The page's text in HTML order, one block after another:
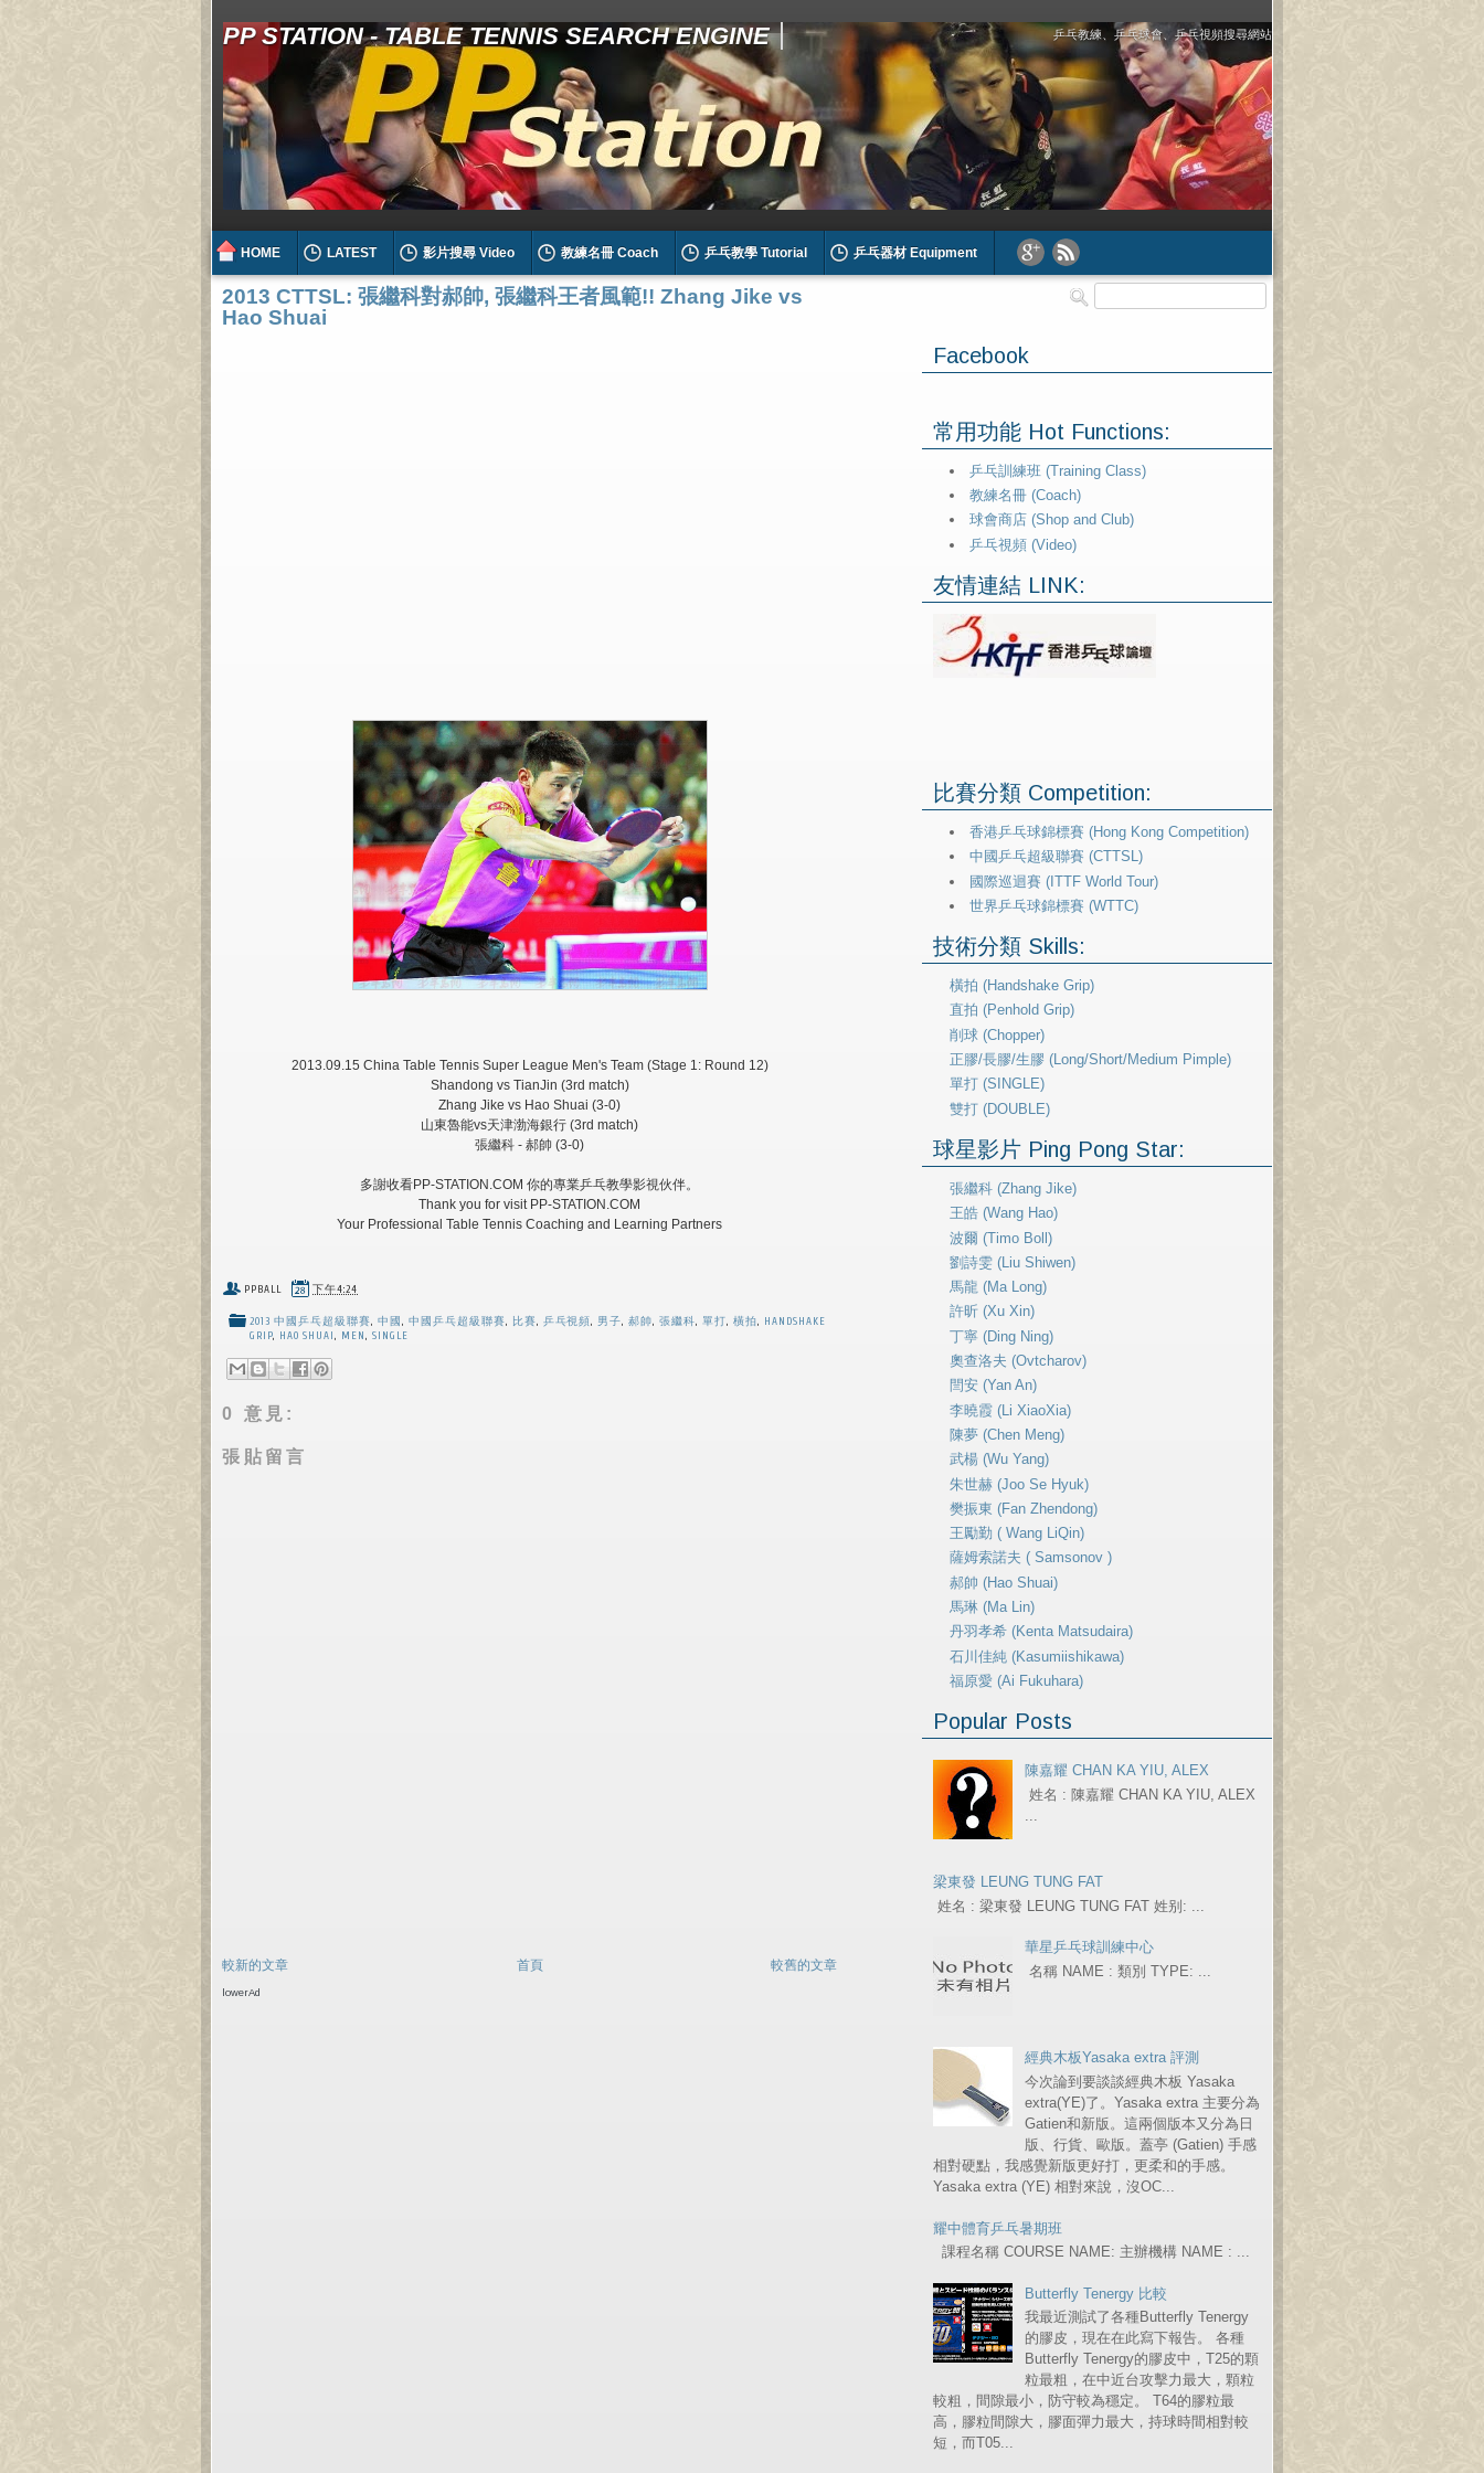
PP STATION - TABLE TENNIS SEARCH ENGINE 乒乓教練、乒乓球會、乒乓視頻搜尋網站
HOME LATEST 影片搜尋 Video 教練名冊 Coach 乒乓教學 Tutorial 乒乓器材 Equipment
2013 CTTSL: 張繼科對郝帥, 張繼科王者風範!! Zhang Jike vs
Hao Shuai
2013.09.15 China Table Tennis Super League Men's Team (Stage 1: Round 12)
Shandong vs TianJin (3rd match)
Zhang Jike vs Hao Shuai (3-0)
山東魯能vs天津渤海銀行 (3rd match)
張繼科 - 郝帥 (3-0)
多謝收看PP-STATION.COM 你的專業乒乓教學影視伙伴。
Thank you for visit PP-STATION.COM
Your Professional Table Tennis Coaching and Learning Partners
PPBALL 下午4:24
2013 中國乒乓超級聯賽, 中國 , 中國乒乓超級聯賽, 比賽, 乒乓視頻, 男子,郝帥,張繼科,單打, 橫拍, HANDSHAKE
GRIP, HAO SHUAI , MEN , SINGLE
0 意見:
張貼留言
較新的文章 較舊的文章
首頁
lowerAd
Facebook
常用功能 Hot Functions:
乒乓訓練班 (Training Class)
教練名冊 (Coach)
球會商店 (Shop and Club)
乒乓視頻 (Video)
友情連結 LINK:
比賽分類 Competition:
香港乒乓球錦標賽 (Hong Kong Competition)
中國乒乓超級聯賽 (CTTSL)
國際巡迴賽 (ITTF World Tour)
世界乒乓球錦標賽 (WTTC)
技術分類 Skills:
橫拍 (Handshake Grip)
直拍 (Penhold Grip)
削球 (Chopper)
正膠/長膠/生膠 (Long/Short/Medium Pimple)
單打 (SINGLE)
雙打 (DOUBLE)
球星影片 Ping Pong Star:
張繼科 (Zhang Jike)
王皓 (Wang Hao)
波爾 (Timo Boll)
劉詩雯 (Liu Shiwen)
馬龍 (Ma Long)
許昕 (Xu Xin)
丁寧 (Ding Ning)
奧查洛夫 (Ovtcharov)
閆安 (Yan An)
李曉霞 (Li XiaoXia)
陳夢 (Chen Meng)
武楊 (Wu Yang)
朱世赫 (Joo Se Hyuk)
樊振東 (Fan Zhendong)
王勵勤 ( Wang LiQin)
薩姆索諾夫 ( Samsonov )
郝帥 (Hao Shuai)
馬琳 (Ma Lin)
丹羽孝希 (Kenta Matsudaira)
石川佳純 (Kasumiishikawa)
福原愛 (Ai Fukuhara)
Popular Posts
陳嘉耀 CHAN KA YIU, ALEX
姓名 : 陳嘉耀 CHAN KA YIU, ALEX
...
梁東發 LEUNG TUNG FAT
姓名 : 梁東發 LEUNG TUNG FAT 姓别: ...
華星乒乓球訓練中心
名稱 NAME : 類別 TYPE: ...
經典木板Yasaka extra 評測
今次論到要談談經典木板 Yasaka
extra(YE)了。Yasaka extra 主要分為
Gatien和新版。這兩個版本又分為日
版、行貨、歐版。蓋亭 (Gatien) 手感
相對硬點，我感覺新版更好打，更柔和的手感。
Yasaka extra (YE) 相對來說，沒OC...
耀中體育乒乓暑期班
課程名稱 COURSE NAME: 主辦機構 NAME : ...
Butterfly Tenergy 比較
我最近測試了各種Butterfly Tenergy
的膠皮，現在在此寫下報告。 各種
Butterfly Tenergy的膠皮中，T25的顆
粒最粗，在中近台攻擊力最大，顆粒
較粗，間隙最小，防守較為穩定。 T64的膠粒最
高，膠粒間隙大，膠面彈力最大，持球時間相對較
短，而T05...